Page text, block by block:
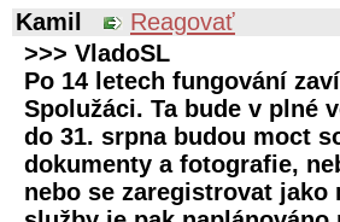
Kamil
Reagovať
>>> VladoSL
Po 14 letech fungování
Spolužáci. Ta bude v plné
do 31. srpna budou moct
dokumenty a fotografie,
nebo se zaregistrovat